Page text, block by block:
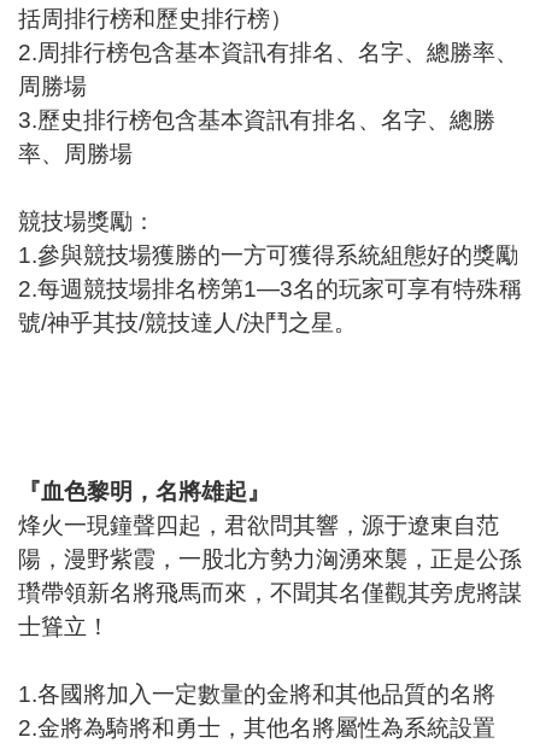
括周排行榜和歷史排行榜）
2.周排行榜包含基本資訊有排名、名字、總勝率、
周勝場
3.歷史排行榜包含基本資訊有排名、名字、總勝
率、周勝場
競技場獎勵：
1.參與競技場獲勝的一方可獲得系統組態好的獎勵
2.每週競技場排名榜第1—3名的玩家可享有特殊稱
號/神乎其技/競技達人/決鬥之星。
『血色黎明，名將雄起』
烽火一現鐘聲四起，君欲問其響，源于遼東自范
陽，漫野紫霞，一股北方勢力洶湧來襲，正是公孫
瓚帶領新名將飛馬而來，不聞其名僅觀其旁虎將謀
士聳立！
1.各國將加入一定數量的金將和其他品質的名將
2.金將為騎將和勇士，其他名將屬性為系統設置